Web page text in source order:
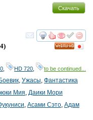
Скачать
смотреть
HD 720 to be continued...
Боевик, Ужасы, Фантастика
Мия, Даики Мори
, Асами Сэто, Адам